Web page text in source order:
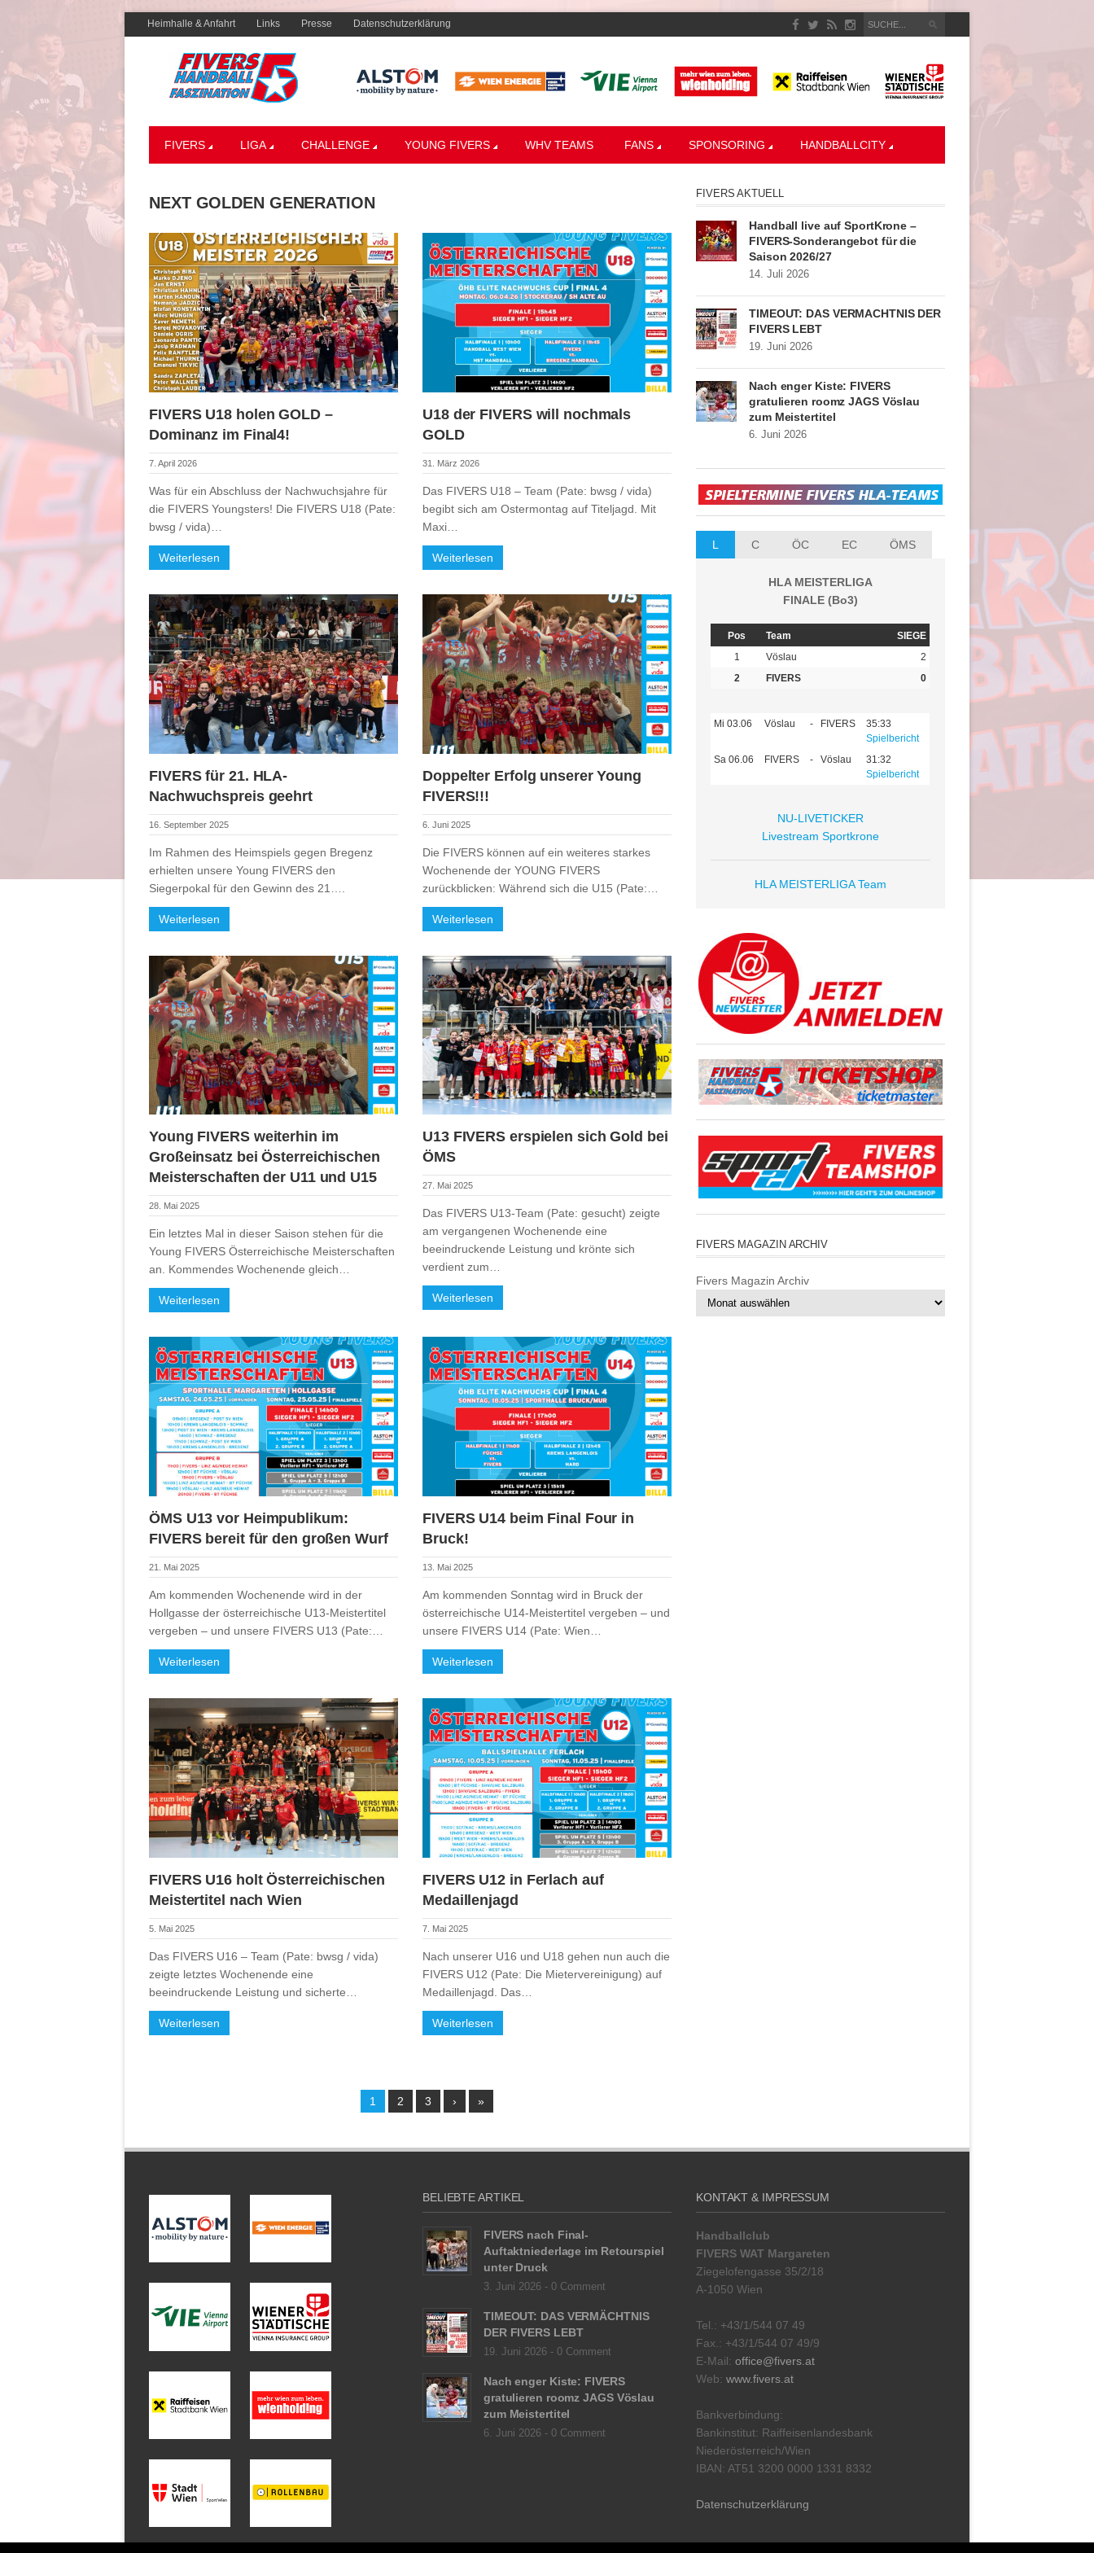
Heimhalle & Anfahrt Links Presse Datenschutzerklärung
FIVERS LIGA CHALLENGE YOUNG FIVERS WHV TEAMS FANS SPONSORING HANDBALLCITY
NEXT GOLDEN GENERATION
FIVERS U18 holen GOLD –
Dominanz im Final4!
7. April 2026
Was für ein Abschluss der Nachwuchsjahre für
die FIVERS Youngsters! Die FIVERS U18 (Pate:
bwsg / vida)…
Weiterlesen
U18 der FIVERS will nochmals
GOLD
31. März 2026
Das FIVERS U18 – Team (Pate: bwsg / vida)
begibt sich am Ostermontag auf Titeljagd. Mit
Maxi…
Weiterlesen
FIVERS für 21. HLA-
Nachwuchspreis geehrt
16. September 2025
Im Rahmen des Heimspiels gegen Bregenz
erhielten unsere Young FIVERS den
Siegerpokal für den Gewinn des 21….
Weiterlesen
Doppelter Erfolg unserer Young
FIVERS!!!
6. Juni 2025
Die FIVERS können auf ein weiteres starkes
Wochenende der YOUNG FIVERS
zurückblicken: Während sich die U15 (Pate:…
Weiterlesen
Young FIVERS weiterhin im
Großeinsatz bei Österreichischen
Meisterschaften der U11 und U15
28. Mai 2025
Ein letztes Mal in dieser Saison stehen für die
Young FIVERS Österreichische Meisterschaften
an. Kommendes Wochenende gleich…
Weiterlesen
U13 FIVERS erspielen sich Gold bei
ÖMS
27. Mai 2025
Das FIVERS U13-Team (Pate: gesucht) zeigte
am vergangenen Wochenende eine
beeindruckende Leistung und krönte sich
verdient zum…
Weiterlesen
ÖMS U13 vor Heimpublikum:
FIVERS bereit für den großen Wurf
21. Mai 2025
Am kommenden Wochenende wird in der
Hollgasse der österreichische U13-Meistertitel
vergeben – und unsere FIVERS U13 (Pate:…
Weiterlesen
FIVERS U14 beim Final Four in
Bruck!
13. Mai 2025
Am kommenden Sonntag wird in Bruck der
österreichische U14-Meistertitel vergeben – und
unsere FIVERS U14 (Pate: Wien…
Weiterlesen
FIVERS U16 holt Österreichischen
Meistertitel nach Wien
5. Mai 2025
Das FIVERS U16 – Team (Pate: bwsg / vida)
zeigte letztes Wochenende eine
beeindruckende Leistung und sicherte…
Weiterlesen
FIVERS U12 in Ferlach auf
Medaillenjagd
7. Mai 2025
Nach unserer U16 und U18 gehen nun auch die
FIVERS U12 (Pate: Die Mietervereinigung) auf
Medaillenjagd. Das…
Weiterlesen
1 2 3 › »
FIVERS AKTUELL
Handball live auf SportKrone –
FIVERS-Sonderangebot für die
Saison 2026/27
14. Juli 2026
TIMEOUT: DAS VERMÄCHTNIS DER
FIVERS LEBT
19. Juni 2026
Nach enger Kiste: FIVERS
gratulieren roomz JAGS Vöslau
zum Meistertitel
6. Juni 2026
L C ÖC EC ÖMS
HLA MEISTERLIGA
FINALE (Bo3)
Pos Team
SIEGE
1
Vöslau
2
2
FIVERS 0
Mi 03.06 Vöslau - FIVERS
35:33
Spielbericht
Sa 06.06
FIVERS - Vöslau
31:32
Spielbericht
NU-LIVETICKER
Livestream Sportkrone
HLA MEISTERLIGA Team
FIVERS MAGAZIN ARCHIV
Fivers Magazin Archiv
BELIEBTE ARTIKEL
FIVERS nach Final-
Auftaktniederlage im Retourspiel
unter Druck
3. Juni 2026 - 0 Comment
TIMEOUT: DAS VERMÄCHTNIS
DER FIVERS LEBT
19. Juni 2026 - 0 Comment
Nach enger Kiste: FIVERS
gratulieren roomz JAGS Vöslau
zum Meistertitel
6. Juni 2026 - 0 Comment
KONTAKT & IMPRESSUM
Handballclub
FIVERS WAT Margareten
Ziegelofengasse 35/2/18
A-1050 Wien
Tel.: +43/1/544 07 49
Fax.: +43/1/544 07 49/9
E-Mail: office@fivers.at
Web: www.fivers.at
Bankverbindung:
Bankinstitut: Raiffeisenlandesbank
Niederösterreich/Wien
IBAN: AT51 3200 0000 1331 8332
Datenschutzerklärung